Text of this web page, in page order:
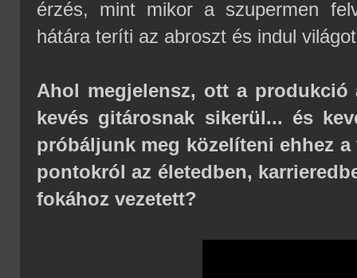
érzés, mint mikor a szupermen
hátára teríti az abroszt és indul
Ahol megjelensz, ott a produkció
kevés gitárosnak sikerül... és
próbáljunk meg közelíteni ehhez
pontokról az életedben,
fokához vezetett?